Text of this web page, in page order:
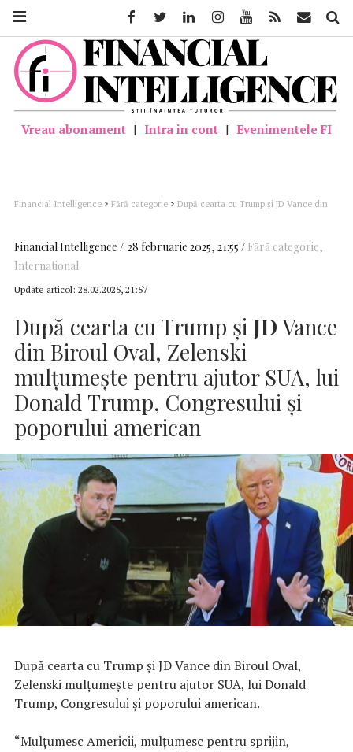
Vreau abonament | Intra in cont | Evenimentele FI
Financial Intelligence > Fără categorie > După cearta cu Trump şi JD Vance din
Financial Intelligence 28 februarie 2025, 21:55 Fără categorie,
International
Update articol: 28.02.2025, 21:57
După cearta cu Trump şi JDVance
din Biroul Oval, Zelenski
mulţumeşte pentru ajutor SUA, lui
Donald Trump, Congresului şi
poporului american
După cearta cu Trump şi JD Vance din Biroul Oval,
Zelenski mulţumeşte pentru ajutor SUA, lui Donald
Trump, Congresului şi poporului american.
“Mulțumesc Americii, mulțumesc pentru sprijin,
FacebookTwitter LinkedinInstagramYoutube Feed Mail